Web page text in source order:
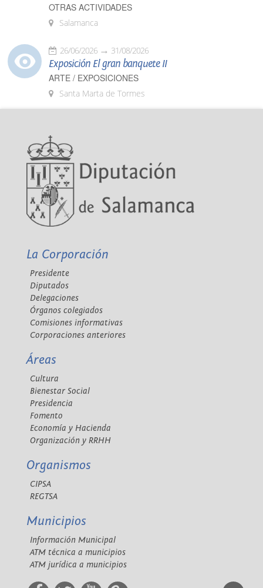
OTRAS ACTIVIDADES
Salamanca
26/06/2026 31/08/2026
Exposición El gran banquete II
ARTE / EXPOSICIONES
Santa Marta de Tormes
La Corporación
Presidente
Diputados
Delegaciones
Órganos colegiados
Comisiones informativas
Corporaciones anteriores
Áreas
Cultura
Bienestar Social
Presidencia
Fomento
Economía y Hacienda
Organización y RRHH
Organismos
CIPSA
REGTSA
Municipios
Información Municipal
ATM técnica a municipios
ATM jurídica a municipios